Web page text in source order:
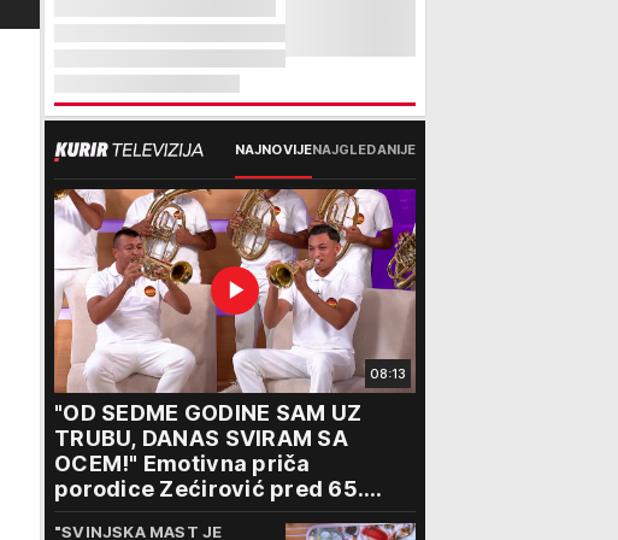
NAJNOVIJENAJGLEDANIJE
08:13
"OD SEDME GODINE SAM UZ
TRUBU, DANAS SVIRAM SA
OCEM!" Emotivna priča
porodice Zećirović pred 65.
Sabor trubača u Guči
"SVINJSKA MAST JE